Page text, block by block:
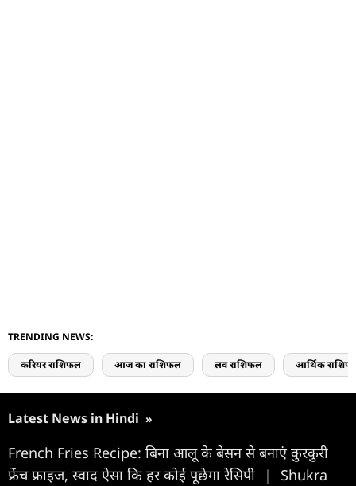
TRENDING NEWS:
करियर राशिफल आज का राशिफल लव राशिफल आर्थिक
Latest News in Hindi »
French Fries Recipe: बिना आलू के बेसन से बनाएं कुरकुरी
फ्रेंच फ्राइज, स्वाद ऐसा कि हर कोई पूछेगा रेसिपी
|
Shukra